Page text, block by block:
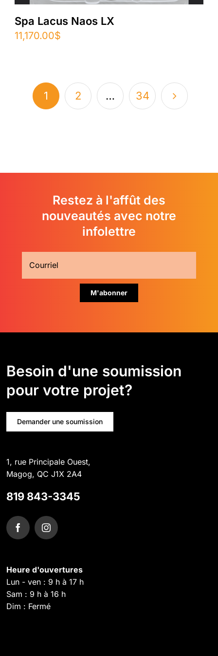
Spa Lacus Naos LX
11,170.00$
1 2 … 34
Restez à l'affût des
nouveautés avec notre
infolettre
Besoin d'une soumission
pour votre projet?
Demander une soumission
1, rue Principale Ouest,
Magog, QC J1X 2A4
819 843-3345
Heure d'ouvertures
Lun - ven : 9 h à 17 h
Sam : 9 h à 16 h
Dim : Fermé